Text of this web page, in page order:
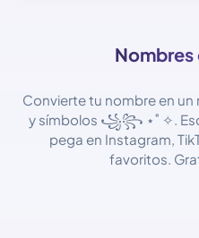
Nombres
Convierte tu nombre en
y símbolos ꧁꧂ ⋆˚ ✧.
pega en Instagram,
favoritos.